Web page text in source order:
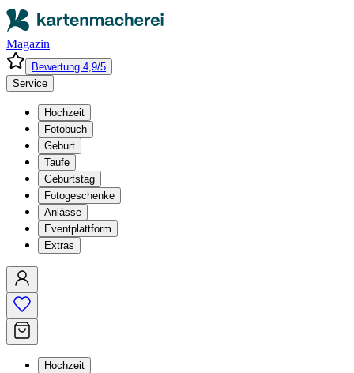
Magazin
Bewertung 4,9/5
Service
Hochzeit
Fotobuch
Geburt
Taufe
Geburtstag
Fotogeschenke
Anlässe
Eventplattform
Extras
Hochzeit